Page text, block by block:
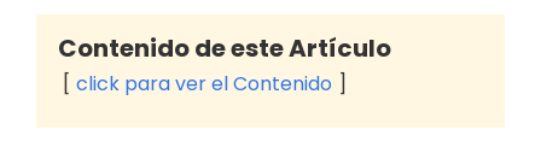
Contenido de este Artículo
click para ver el Contenido